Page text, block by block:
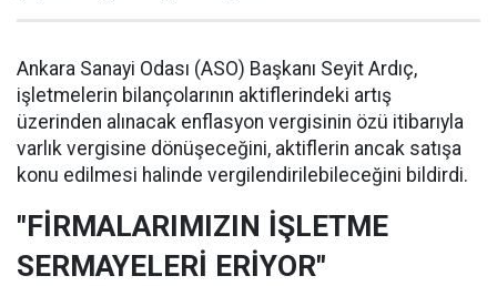
Ankara Sanayi Odası (ASO) Başkanı Seyit Ardıç,
işletmelerin bilançolarının aktiflerindeki artış
üzerinden alınacak enflasyon vergisinin özü itibarıyla
varlık vergisine dönüşeceğini, aktiflerin ancak satışa
konu edilmesi halinde vergilendirilebileceğini bildirdi.
"FİRMALARIMIZIN İŞLETME
SERMAYELERİ ERİYOR"